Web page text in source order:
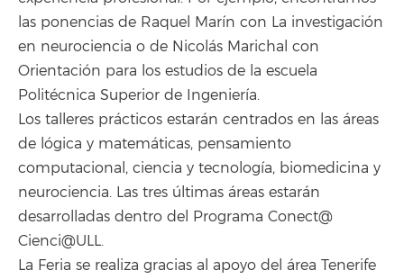
las ponencias de Raquel Marín con La investigación
en neurociencia o de Nicolás Marichal con
Orientación para los estudios de la escuela
Politécnica Superior de Ingeniería.
Los talleres prácticos estarán centrados en las áreas
de lógica y matemáticas, pensamiento
computacional, ciencia y tecnología, biomedicina y
neurociencia. Las tres últimas áreas estarán
desarrolladas dentro del Programa Conect@
Cienci@ULL.
La Feria se realiza gracias al apoyo del área Tenerife